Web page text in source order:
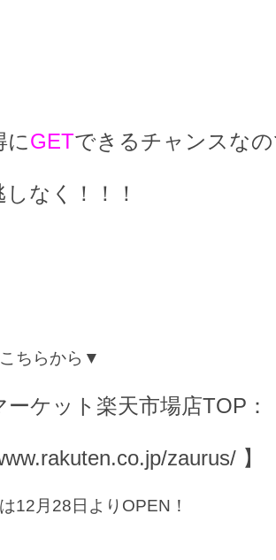
にGETできるチャンスな
なく！！！
ちらから▼
ケット楽天市場店TOP：
zaurus/】
12月28日よりOPEN！